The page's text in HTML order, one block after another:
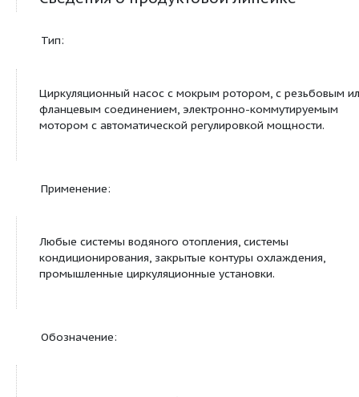
Stratos 65/1-12
Stratos 65/1-12
Stratos 80/1-12
Stratos 80/1-12
Stratos 80/1-12
Stratos 100/1-12